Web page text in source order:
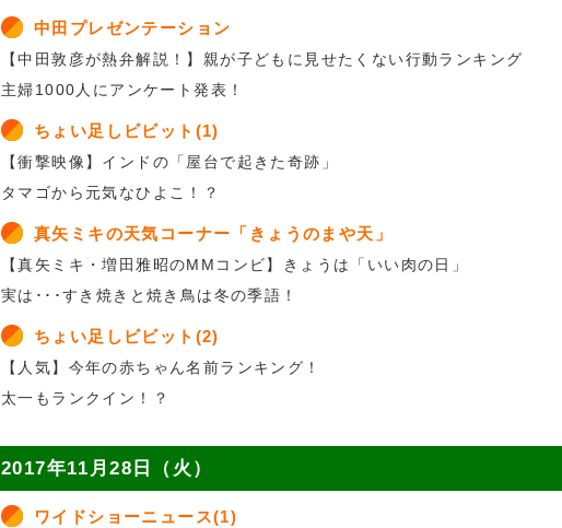
中田プレゼンテーション
【中田敦彦が熱弁解説！】親が子どもに見せたくない行動ランキング
主婦1000人にアンケート発表！
ちょい足しビビット(1)
【衝撃映像】インドの「屋台で起きた奇跡」
タマゴから元気なひよこ！？
真矢ミキの天気コーナー「きょうのまや天」
【真矢ミキ・増田雅昭のMMコンビ】きょうは「いい肉の日」
実は･･･すき焼きと焼き鳥は冬の季語！
ちょい足しビビット(2)
【人気】今年の赤ちゃん名前ランキング！
太一もランクイン！？
2017年11月28日（火）
ワイドショーニュース(1)